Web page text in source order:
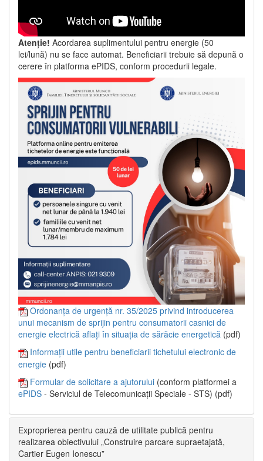
Atenție! Acordarea suplimentului pentru energie (50
lei/lună) nu se face automat. Beneficiarii trebuie să depună o
cerere în platforma ePIDS, conform procedurii legale.
Ordonanța de urgență nr. 35/2025 privind introducerea
unui mecanism de sprijin pentru consumatorii casnici de
energie electrică aflați în situația de sărăcie energetică (pdf)
Informații utile pentru beneficiarii tichetului electronic de
energie (pdf)
Formular de solicitare a ajutorului (conform platformei a
ePIDS - Serviciul de Telecomunicații Speciale - STS) (pdf)
Exproprierea pentru cauză de utilitate publică pentru
realizarea obiectivului „Construire parcare supraetajată,
Cartier Eugen Ionescu”